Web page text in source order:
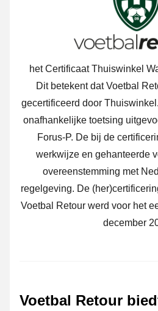
het Certificaat Thuiswinkel
Dit betekent dat Voetbal
gecertificeerd door
onafhankelijke toetsing
Forus-P. De bij de
werkwijze en gehanteerde
overeenstemming met
regelgeving. De
Voetbal Retour werd voor het
december
Voetbal Retour